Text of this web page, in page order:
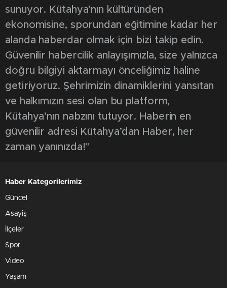
sunuyor. Kütahya’nın kültüründen
ekonomisine, sporundan eğitimine kadar her
alanda haberdar olmak için bizi takip edin.
Güvenilir habercilik anlayışımızla, size yalnızca
doğru bilgiyi aktarmayı önceliğimiz haline
getiriyoruz. Şehrimizin dinamiklerini yansıtan
ve halkımızın sesi olan bu platform,
Kütahya’nın nabzını tutuyor. Haberin en
güvenilir adresi Kütahya’dan Haber, her
zaman yanınızda!"
Haber Kategorilerimiz
Güncel
Asayiş
İlçeler
Spor
Video
Yaşam